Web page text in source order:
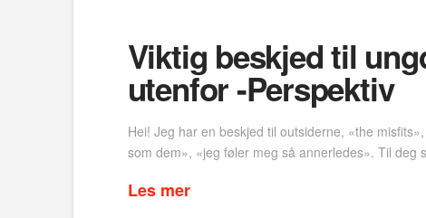
Viktig beskjed til
utenfor -Perspektiv
Hei! Jeg har en beskjed til outsiderne, «the
som dem», «jeg føler meg så annerledes». Til
Les mer